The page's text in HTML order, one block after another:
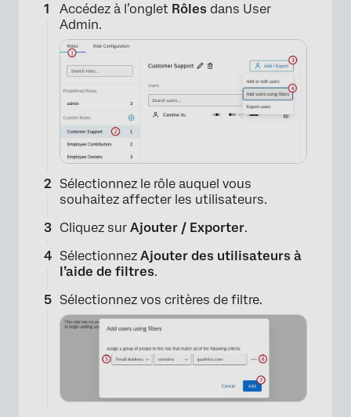
×
Accédez à l’onglet Rôles dans User
Admin.
Sélectionnez le rôle auquel vous
souhaitez affecter les utilisateurs.
Cliquez sur Ajouter / Exporter.
Sélectionnez Ajouter des utilisateurs à
l’aide de filtres.
Sélectionnez vos critères de filtre.